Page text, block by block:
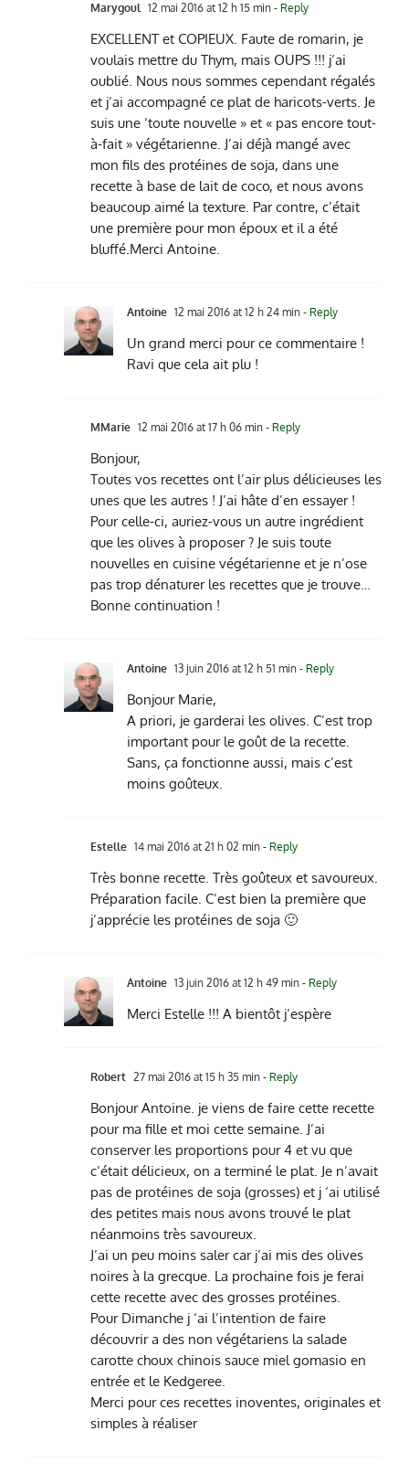
Marygoul 12 mai 2016 at 12 h 15 min - Reply
EXCELLENT et COPIEUX. Faute de romarin, je
voulais mettre du Thym, mais OUPS !!! j’ai
oublié. Nous nous sommes cependant régalés
et j’ai accompagné ce plat de haricots-verts. Je
suis une ‘toute nouvelle » et « pas encore tout-
à-fait » végétarienne. J’ai déjà mangé avec
mon fils des protéines de soja, dans une
recette à base de lait de coco, et nous avons
beaucoup aimé la texture. Par contre, c’était
une première pour mon époux et il a été
bluffé.Merci Antoine.
Antoine 12 mai 2016 at 12 h 24 min - Reply
Un grand merci pour ce commentaire !
Ravi que cela ait plu !
MMarie 12 mai 2016 at 17 h 06 min - Reply
Bonjour,
Toutes vos recettes ont l’air plus délicieuses les
unes que les autres ! J’ai hâte d’en essayer !
Pour celle-ci, auriez-vous un autre ingrédient
que les olives à proposer ? Je suis toute
nouvelles en cuisine végétarienne et je n’ose
pas trop dénaturer les recettes que je trouve…
Bonne continuation !
Antoine 13 juin 2016 at 12 h 51 min - Reply
Bonjour Marie,
A priori, je garderai les olives. C’est trop
important pour le goût de la recette.
Sans, ça fonctionne aussi, mais c’est
moins goûteux.
Estelle 14 mai 2016 at 21 h 02 min - Reply
Très bonne recette. Très goûteux et savoureux.
Préparation facile. C’est bien la première que
j’apprécie les protéines de soja 🙂
Antoine 13 juin 2016 at 12 h 49 min - Reply
Merci Estelle !!! A bientôt j’espère
Robert 27 mai 2016 at 15 h 35 min - Reply
Bonjour Antoine. je viens de faire cette recette
pour ma fille et moi cette semaine. J’ai
conserver les proportions pour 4 et vu que
c’était délicieux, on a terminé le plat. Je n’avait
pas de protéines de soja (grosses) et j ‘ai utilisé
des petites mais nous avons trouvé le plat
néanmoins très savoureux.
J’ai un peu moins saler car j’ai mis des olives
noires à la grecque. La prochaine fois je ferai
cette recette avec des grosses protéines.
Pour Dimanche j ‘ai l’intention de faire
découvrir a des non végétariens la salade
carotte choux chinois sauce miel gomasio en
entrée et le Kedgeree.
Merci pour ces recettes inoventes, originales et
simples à réaliser